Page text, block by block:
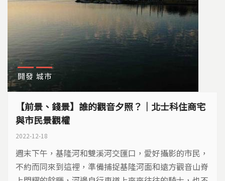
開發 城市
【前景、錢景】誰的觀音夕照？｜北士科住商宅
與市民景觀權
2022-12-18
週末下午，基隆河和雙溪河交匯口，愛好攝影的市民，
不約而同來到這裡，準備捕捉基隆河面和遠方觀音山脊